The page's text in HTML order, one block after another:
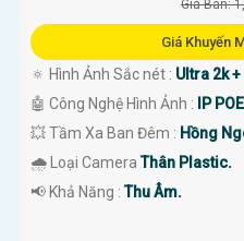
Giá Bán:
Giá Khuyến
🔅 Hình Ảnh Sắc nét : Ultra 2k +
🤖️ Công Nghệ Hình Ảnh :
IP
💥 Tầm Xa Ban Đêm : Hồng
🌧️ Loại CameraThân Plastic.
️📢 Khả Năng :Thu Âm.